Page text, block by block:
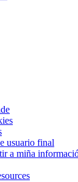
usuario final
a miña